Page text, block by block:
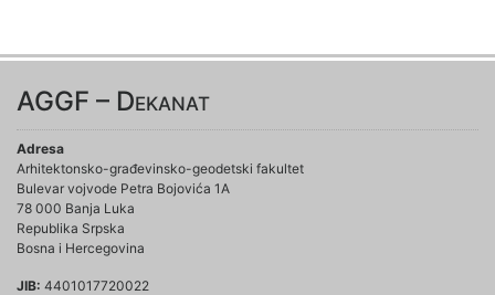
AGGF – Dekanat
Adresa
Arhitektonsko-građevinsko-geodetski fakultet
Bulevar vojvode Petra Bojovića 1A
78 000 Banja Luka
Republika Srpska
Bosna i Hercegovina
JIB: 4401017720022